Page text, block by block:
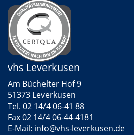
vhs Leverkusen
Am Büchelter Hof 9
51373 Leverkusen
Tel. 02 14/4 06-41 88
Fax 02 14/4 06-44-4181
E-Mail: info@vhs-leverkusen.de